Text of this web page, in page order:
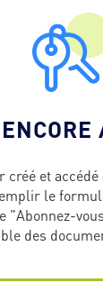
créé et
le
"Abonnez-
des